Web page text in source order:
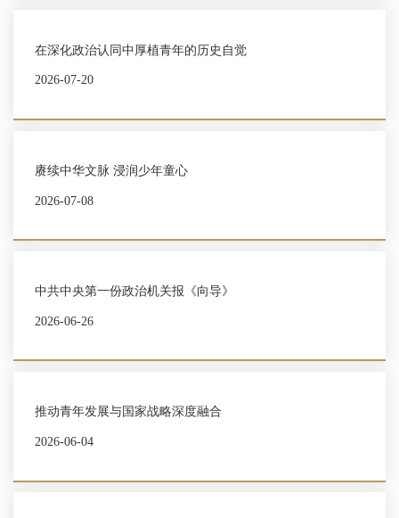
在深化政治认同中厚植青年的历史自觉
2026-07-20
赓续中华文脉 浸润少年童心
2026-07-08
中共中央第一份政治机关报《向导》
2026-06-26
推动青年发展与国家战略深度融合
2026-06-04